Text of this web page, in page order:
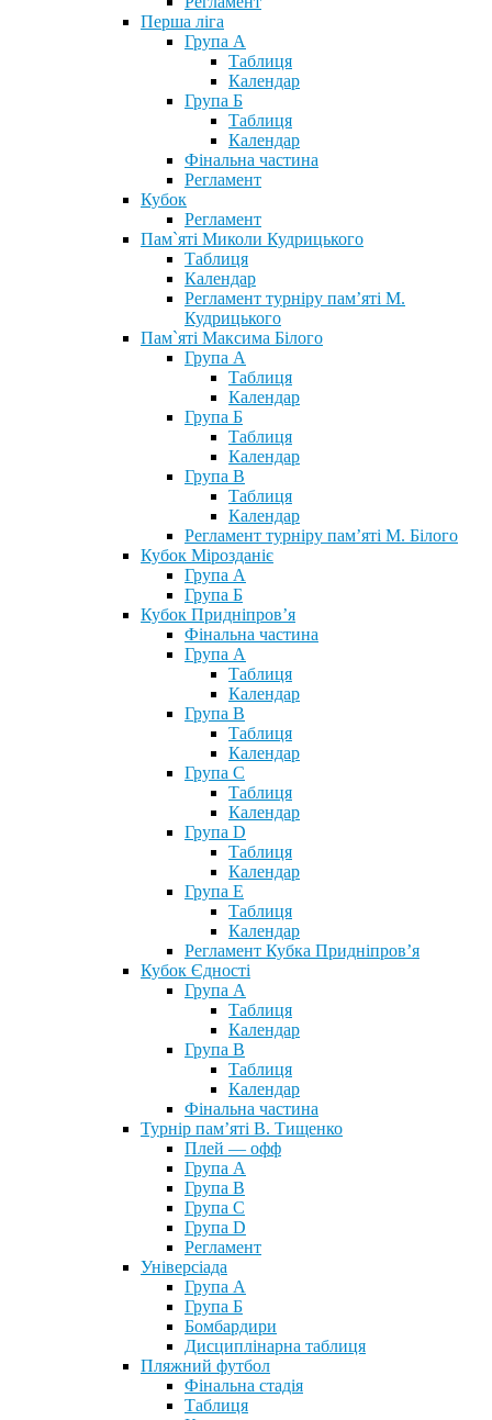
Перша ліга
Група А
Таблиця
Календар
Група Б
Таблиця
Календар
Фінальна частина
Регламент
Кубок
Регламент
Пам`яті Миколи Кудрицького
Таблиця
Календар
Регламент турніру пам’яті М.
Кудрицького
Пам`яті Максима Білого
Група А
Таблиця
Календар
Група Б
Таблиця
Календар
Група В
Таблиця
Календар
Регламент турніру пам’яті М. Білого
Кубок Мірозданіє
Група А
Група Б
Кубок Придніпров’я
Фінальна частина
Група А
Таблиця
Календар
Група В
Таблиця
Календар
Група С
Таблиця
Календар
Група D
Таблиця
Календар
Група Е
Таблиця
Календар
Регламент Кубка Придніпров’я
Кубок Єдності
Група А
Таблиця
Календар
Група В
Таблиця
Календар
Фінальна частина
Турнір пам’яті В. Тищенко
Плей — офф
Група А
Група B
Група С
Група D
Регламент
Універсіада
Група А
Група Б
Бомбардири
Дисциплінарна таблиця
Пляжний футбол
Фінальна стадія
Таблиця